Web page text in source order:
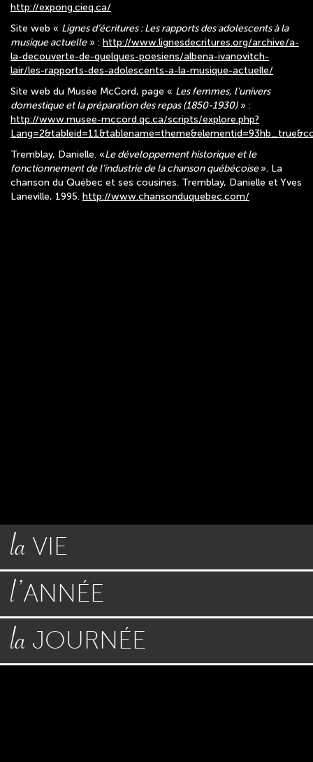
http://expong.cieq.ca/
Site web « Lignes d’écritures : Les rapports des adolescents à la
musique actuelle» : http://www.lignesdecritures.org/archive/a-
la-decouverte-de-quelques-poesiens/albena-ivanovitch-
lair/les-rapports-des-adolescents-a-la-musique-actuelle/
Site web du Musée McCord, page « Les femmes, l'univers
domestique et la préparation des repas (1850-1930)» :
http://www.musee-mccord.qc.ca/scripts/explore.php?
Tremblay, Danielle. «Le développement historique et le
fonctionnement de l'industrie de la chanson québécoise». La
chanson du Québec et ses cousines. Tremblay, Danielle et Yves
Laneville, 1995. http://www.chansonduquebec.com/
la VIE
l’ANNÉE
la JOURNÉE